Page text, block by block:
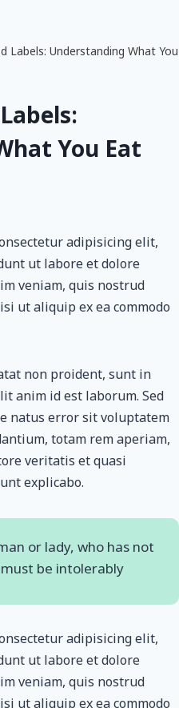
Labels: Understanding What You
You Eat
adipisicing elit,
ut labore et dolore
veniam, quis nostrud
ut aliquip ex ea commodo
non proident, sunt in
anim id est laborum. Sed
natus error sit voluptatem
totam rem aperiam,
veritatis et quasi
explicabo.
or lady, who has not
be intolerably
adipisicing elit,
ut labore et dolore
veniam, quis nostrud
ut aliquip ex ea commodo